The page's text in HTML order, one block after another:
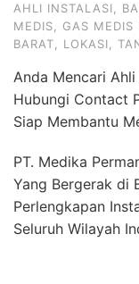
AHLI INSTALASI
MEDIS
GAS MEDIS
BARAT
LOKASI
Anda Mencari Ahli
Hubungi Contact
Siap Membantu
PT. Medika
Yang Bergerak di
Perlengkapan
Seluruh Wilayah